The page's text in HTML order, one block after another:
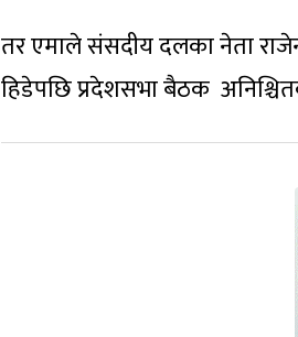
तर एमाले संसदीय दलका नेता
हिडेपछि प्रदेशसभा बैठक